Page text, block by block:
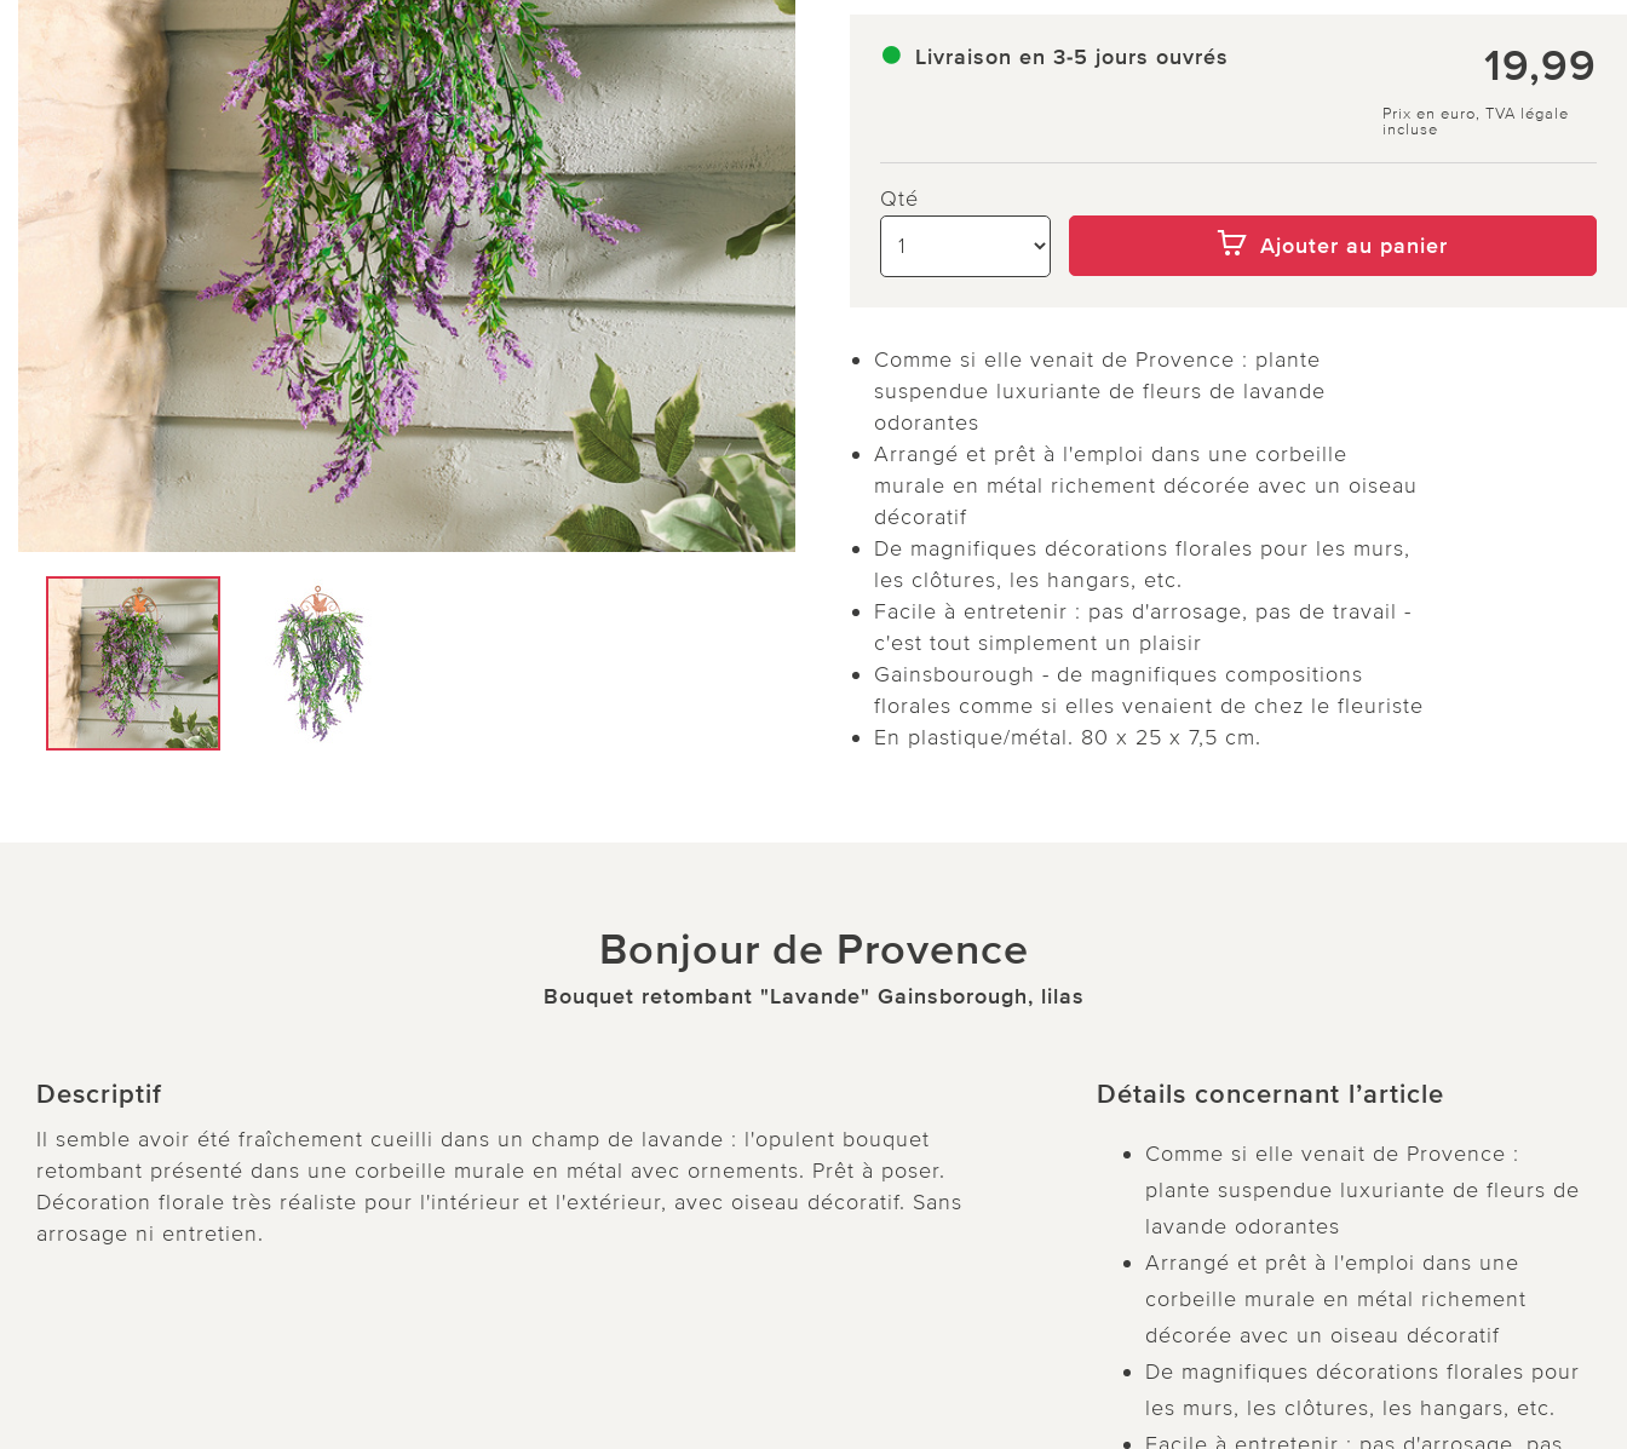
Livraison en 3-5 jours ouvrés 19,99
Prix en euro, TVA légale
incluse
Qté
Ajouter au panier
Comme si elle venait de Provence : plante
suspendue luxuriante de fleurs de lavande
odorantes
Arrangé et prêt à l'emploi dans une corbeille
murale en métal richement décorée avec un oiseau
décoratif
De magnifiques décorations florales pour les murs,
les clôtures, les hangars, etc.
Facile à entretenir : pas d'arrosage, pas de travail -
c'est tout simplement un plaisir
Gainsbourough - de magnifiques compositions
florales comme si elles venaient de chez le fleuriste
En plastique/métal. 80 x 25 x 7,5 cm.
Bonjour de Provence
Bouquet retombant "Lavande" Gainsborough, lilas
Descriptif
Il semble avoir été fraîchement cueilli dans un champ de lavande : l'opulent bouquet
retombant présenté dans une corbeille murale en métal avec ornements. Prêt à poser.
Décoration florale très réaliste pour l'intérieur et l'extérieur, avec oiseau décoratif. Sans
arrosage ni entretien.
Détails concernant l’article
Comme si elle venait de Provence :
plante suspendue luxuriante de fleurs de
lavande odorantes
Arrangé et prêt à l'emploi dans une
corbeille murale en métal richement
décorée avec un oiseau décoratif
De magnifiques décorations florales pour
les murs, les clôtures, les hangars, etc.